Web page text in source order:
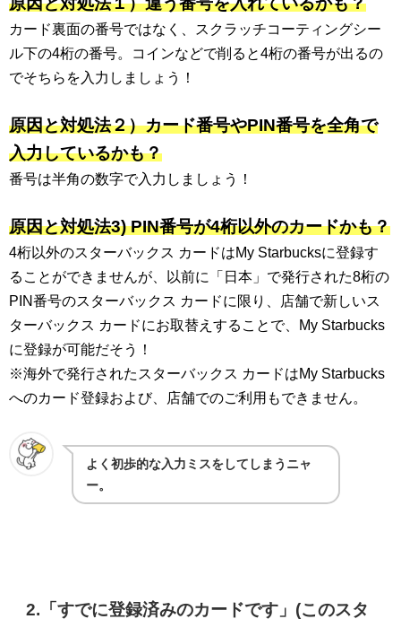
カード裏面の番号ではなく、スクラッチコーティングシー
ル下の4桁の番号。コインなどで削ると4桁の番号が出るの
でそちらを入力しましょう！
原因と対処法２）カード番号やPIN番号を全角で
入力しているかも？
番号は半角の数字で入力しましょう！
原因と対処法3) PIN番号が4桁以外のカードかも？
4桁以外のスターバックス カードはMy Starbucksに登録す
ることができませんが、以前に「日本」で発行された8桁の
PIN番号のスターバックス カードに限り、店舗で新しいス
ターバックス カードにお取替えすることで、My Starbucks
に登録が可能だそう！
※海外で発行されたスターバックス カードはMy Starbucks
へのカード登録および、店舗でのご利用もできません。
よく初歩的な入力ミスをしてしまうニャ
ー。
2.「すでに登録済みのカードです」(このスタ